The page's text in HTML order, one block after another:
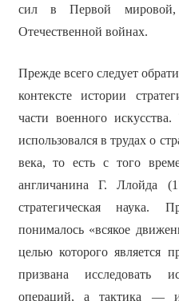
сил в Первой мировой,
Отечественной войнах.
Прежде всего следует
контексте истории
части военного
использовался в трудах о
века, то есть с того
англичанина Г. Ллойда
стратегическая
понималось «всякое
целью которого является
призвана исследовать
операций, а тактика —